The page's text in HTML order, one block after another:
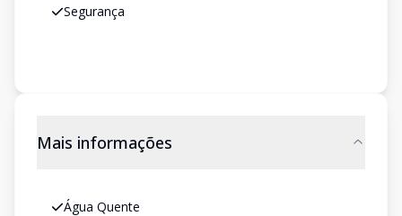
Segurança
Mais informações
Água Quente